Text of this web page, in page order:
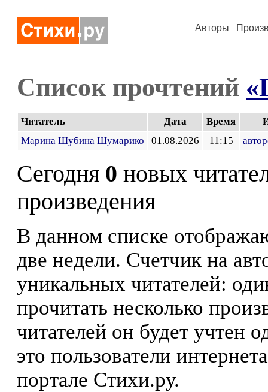
Авторы
Список прочтений
Читатель Дата Время
Марина Шубина Шумарико
01.08.2026 11:15
Сегодня 0 новых
произведения
В данном списке
две недели. Счетчик на
уникальных читателей:
прочитать несколько
читателей он будет учтен
это пользователи
портале Стихи.ру.